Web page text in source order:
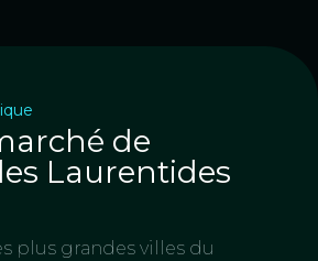
de
Laurentides
plus grandes villes du